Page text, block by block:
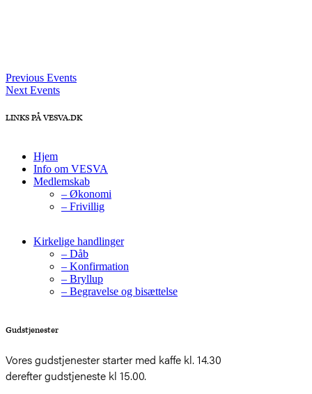
Previous Events
Next Events
LINKS PÅ VESVA.DK
Hjem
Info om VESVA
Medlemskab
– Økonomi
– Frivillig
Kirkelige handlinger
– Dåb
– Konfirmation
– Bryllup
– Begravelse og bisættelse
Gudstjenester
Vores gudstjenester starter med kaffe kl. 14.30
derefter gudstjeneste kl 15.00.